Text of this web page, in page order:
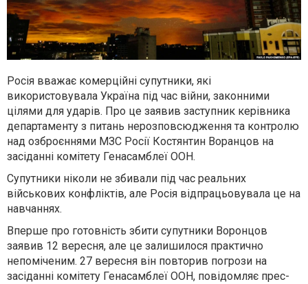
Росія вважає комерційні супутники, які
використовувала Україна під час війни, законними
цілями для ударів. Про це заявив заступник керівника
департаменту з питань нерозповсюдження та контролю
над озброєннями МЗС Росії Костянтин Воранцов на
засіданні комітету Генасамблеї ООН.
Супутники ніколи не збивали під час реальних
військових конфліктів, але Росія відпрацьовувала це на
навчаннях.
Вперше про готовність збити супутники Воронцов
заявив 12 вересня, але це залишилося практично
непоміченим. 27 вересня він повторив погрози на
засіданні комітету Генасамблеї ООН, повідомляє прес-